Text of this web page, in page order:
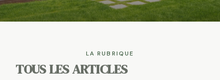
LA RUBRIQUE
TOUS LES ARTICLES